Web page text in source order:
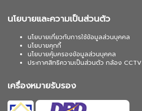
นโยบายและความเป็นส่วนตัว
นโยบายเกี่ยวกับการใช้ข้อมูลส่วนบุคคล
นโยบายคุกกี้
นโยบายคุ้มครองข้อมูลส่วนบุคคล
ประกาศสิทธิความเป็นส่วนตัว กล้อง CCTV
เครื่องหมายรับรอง